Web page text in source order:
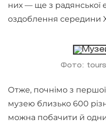
них — ще з радянської
оздоблення середини
Фото:
Отже, почнімо з першої
музею близько 600
можна побачити й